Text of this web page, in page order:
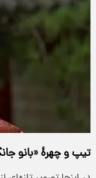
تیپ و چهرۀ «بانو